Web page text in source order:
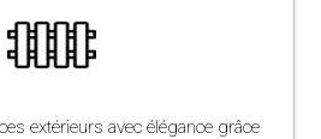
extérieurs avec élégance grâce